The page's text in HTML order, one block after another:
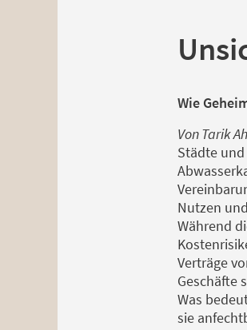
Wie
Von Tarik
Städte
Nutzen
Während
Verträge
Geschäfte
Was
sie